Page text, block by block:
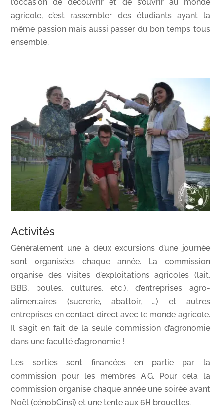
l’occasion de découvrir et de s’ouvrir au monde
agricole, c’est rassembler des étudiants ayant la
même passion mais aussi passer du bon temps tous
ensemble.
Activités
Généralement une à deux excursions d’une journée
sont organisées chaque année. La commission
organise des visites d’exploitations agricoles (lait,
BBB, poules, cultures, etc.), d’entreprises agro-
alimentaires (sucrerie, abattoir, …) et autres
entreprises en contact direct avec le monde agricole.
Il s’agit en fait de la seule commission d’agronomie
dans une faculté d’agronomie !
Les sorties sont financées en partie par la
commission pour les membres A.G. Pour cela la
commission organise chaque année une soirée avant
Noël (cénobCinsî) et une tente aux 6H brouettes.